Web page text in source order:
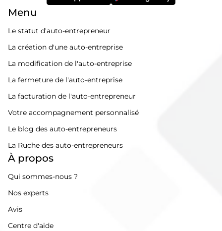
Menu
Le statut d'auto-entrepreneur
La création d'une auto-entreprise
La modification de l'auto-entreprise
La fermeture de l'auto-entreprise
La facturation de l'auto-entrepreneur
Votre accompagnement personnalisé
Le blog des auto-entrepreneurs
La Ruche des auto-entrepreneurs
À propos
Qui sommes-nous ?
Nos experts
Avis
Centre d'aide